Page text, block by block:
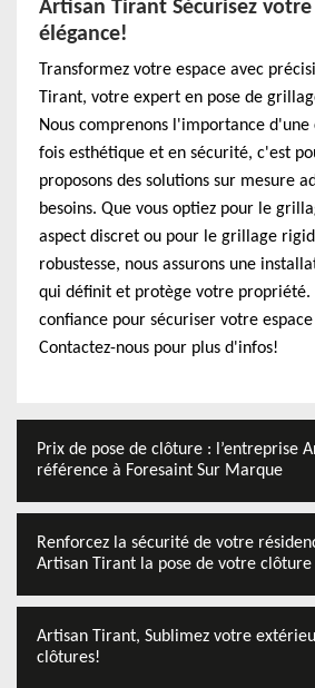
Artisan Tirant Sécurisez
élégance!
Transformez votre espace avec
Tirant, votre expert en pose de
Nous comprenons l'importance
fois esthétique et en sécurité, c'est
proposons des solutions sur mesure
besoins. Que vous optiez pour le
aspect discret ou pour le grillage
robustesse, nous assurons une
qui définit et protège votre propriété.
confiance pour sécuriser votre
Contactez-nous pour plus d'infos!
Prix de pose de clôture : l’entreprise
référence à Foresaint Sur Marque
Renforcez la sécurité de votre
Artisan Tirant la pose de votre clôture
Artisan Tirant, Sublimez votre
clôtures!